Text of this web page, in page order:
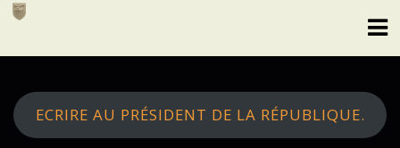
Skip
ECRIRE AU PRÉSIDENT DE LA RÉPUBLIQUE.